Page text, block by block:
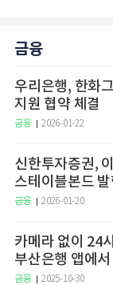
금융
우리은행, 한화
지원 협약 체결
금융 2026-01-22
신한투자증권,
스테이블본드
금융 2026-01-20
카메라 없이 24
부산은행 앱에
금융 2025-10-30